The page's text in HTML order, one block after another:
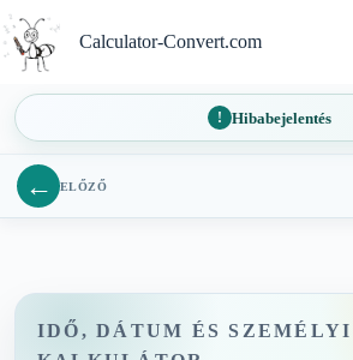
a
tartalomra
Calculator-Convert.com
Hibabejelentés
← ELŐZŐ
IDŐ, DÁTUM ÉS SZEMÉLYI